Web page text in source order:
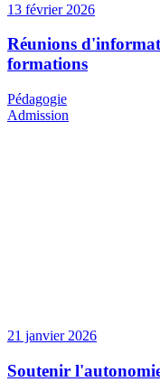
13 février 2026
Réunions
formations
Pédagogie
Admission
21 janvier 2026
Soutenir